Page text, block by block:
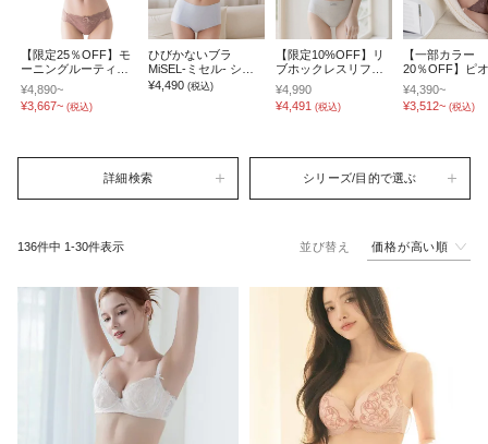
【限定25％OFF】モ
ーニングルーティン
ブラ ダスティフルー
ルブラ&ショーツセッ
ト
¥4,890~
¥3,667~ (税込)
ひびかないブラ
MiSEL-ミセル- シー
ムレス ノンワイヤー
¥4,490 (税込)
【限定10%OFF】リ
ブホックレスリフト
ブラ&ショーツ
《BRAmone Fashion
Glamorous》
¥4,990
¥4,491 (税込)
【一部カラー
20％OFF】ピ
レースフロン
クブラ&ショー
¥4,390~
¥3,512~ (税込)
詳細検索 シリーズ/目的で選ぶ
並び替え 価格が高い順
136件中 1-30件表示